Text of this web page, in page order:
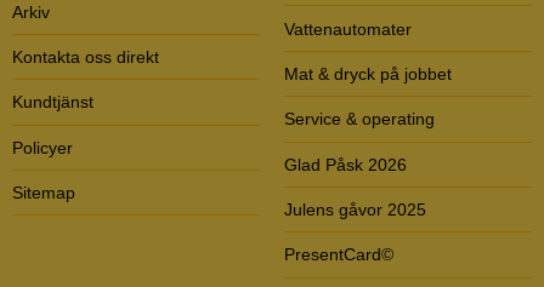
Arkiv
Kontakta oss direkt
Kundtjänst
Policyer
Sitemap
Vattenautomater
Mat & dryck på jobbet
Service & operating
Glad Påsk 2026
Julens gåvor 2025
PresentCard©